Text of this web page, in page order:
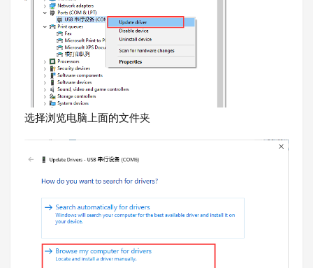
选择浏览电脑上面的文件夹